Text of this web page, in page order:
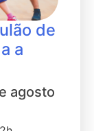
de
a
agosto